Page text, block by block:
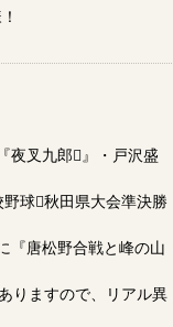
夜叉九郎』・戸沢盛
球秋田県大会準決勝
『唐松野合戦と峰の山
りますので、リアル異